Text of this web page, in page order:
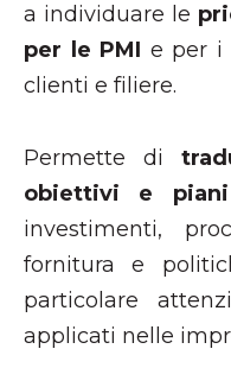
a individuare le
per le PMI e per i
clienti e filiere.
Permette di
obiettivi e
investimenti,
fornitura e
particolare
applicati nelle